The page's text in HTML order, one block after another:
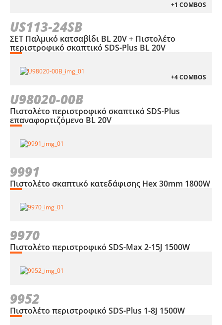
+1 COMBOS
US113-24SB
ΣΕΤ Παλμικό κατσαβίδι BL 20V + Πιστολέτο
περιστροφικό σκαπτικό SDS-Plus BL 20V
+4 COMBOS
U98020-00B
Πιστολέτο περιστροφικό σκαπτικό SDS-Plus
επαναφορτιζόμενο BL 20V
9991
Πιστολέτο σκαπτικό κατεδάφισης Hex 30mm 1800W
9970
Πιστολέτο περιστροφικό SDS-Max 2-15J 1500W
9952
Πιστολέτο περιστροφικό SDS-Plus 1-8J 1500W